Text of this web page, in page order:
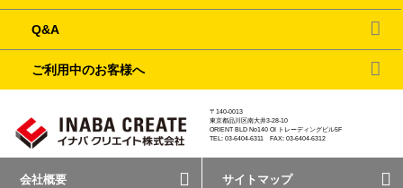
Q&A
ご利用中のお客様へ
〒140-0013
東京都品川区南大井3-28-10
ORIENT BLD No140 OI トレーディングビル5F
TEL: 03-6404-6311 FAX: 03-6404-6312
会社概要 サイトマップ